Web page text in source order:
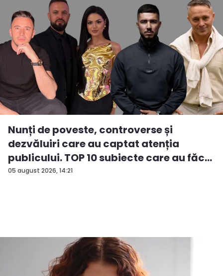
05 august 2026, 14:21
Nunți de poveste, controverse și
dezvăluiri care au captat atenția
publicului. TOP 10 subiecte care au făc...